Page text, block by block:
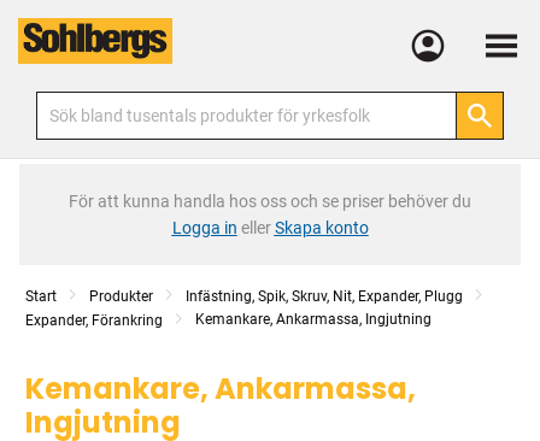
Meny
För att kunna handla hos oss och se priser behöver du
Logga in ellerSkapa konto
Start Produkter
Infästning, Spik, Skruv, Nit, Expander, Plugg
Expander, Förankring
Kemankare, Ankarmassa, Ingjutning
Kemankare, Ankarmassa,
Ingjutning